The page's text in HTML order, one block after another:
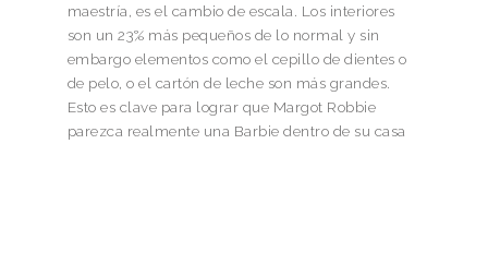
maestría, es el cambio de escala. Los interiores
son un 23% más pequeños de lo normal y sin
embargo elementos como el cepillo de dientes o
de pelo, o el cartón de leche son más grandes.
Esto es clave para lograr que Margot Robbie
parezca realmente una Barbie dentro de su casa